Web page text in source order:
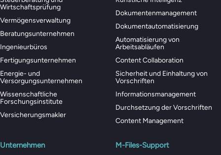
Wirtschaftsprüfung
Vermögensverwaltung
Beratungsunternehmen
Ingenieurbüros
Fertigungsunternehmen
Energie- und
Versorgungsunternehmen
Wissenschaftliche
Forschungsinstitute
Versicherungsmakler
Dokumentenmanagement
Dokumentautomatisierung
Automatisierung von
Arbeitsabläufen
Content Collaboration
Sicherheit und Einhaltung von
Vorschriften
Informationsmanagement
Durchsetzung der Vorschriften
Content Management
Unternehmen M-Files-Support